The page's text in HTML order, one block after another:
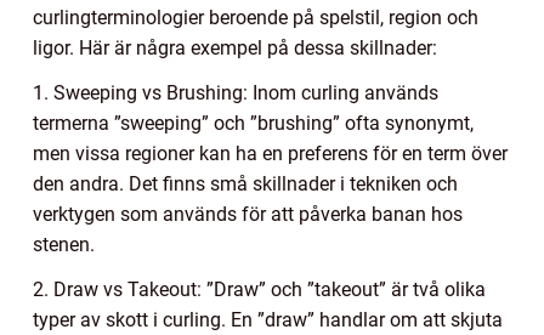
curlingterminologier beroende på spelstil, region och
ligor. Här är några exempel på dessa skillnader:
1. Sweeping vs Brushing: Inom curling används
termerna ”sweeping” och ”brushing” ofta synonymt,
men vissa regioner kan ha en preferens för en term över
den andra. Det finns små skillnader i tekniken och
verktygen som används för att påverka banan hos
stenen.
2. Draw vs Takeout: ”Draw” och ”takeout” är två olika
typer av skott i curling. En ”draw” handlar om att skjuta